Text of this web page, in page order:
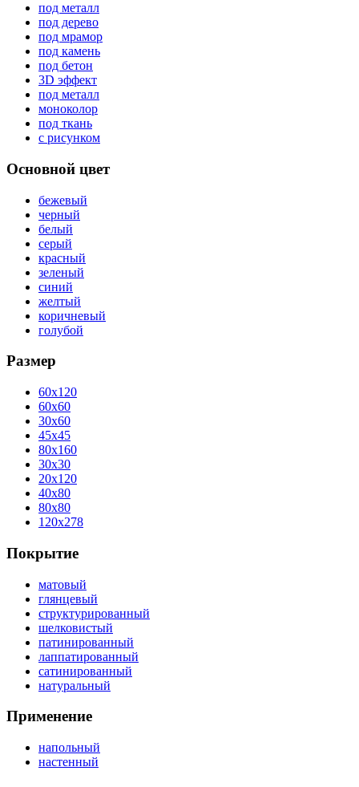
под металл
под дерево
под мрамор
под камень
под бетон
3D эффект
под металл
моноколор
под ткань
с рисунком
Основной цвет
бежевый
черный
белый
серый
красный
зеленый
синий
желтый
коричневый
голубой
Размер
60x120
60x60
30x60
45x45
80x160
30x30
20x120
40x80
80x80
120x278
Покрытие
матовый
глянцевый
структурированный
шелковистый
патинированный
лаппатированный
сатинированный
натуральный
Применение
напольный
настенный